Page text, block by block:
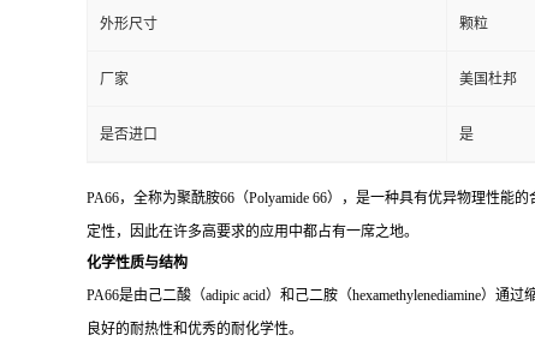
外形尺寸 颗粒
厂家 美国杜邦
是否进口 是
PA66，全称为聚酰胺66（Polyamide 66），是一种具有优异物理性能
定性，因此在许多高要求的应用中都占有一席之地。
化学性质与结构
PA66是由己二酸（adipic acid）和己二胺（hexamethylenediamine）
良好的耐热性和优秀的耐化学性。